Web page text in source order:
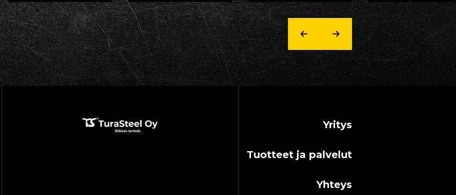
Yritys
Tuotteet ja palvelut
Yhteys